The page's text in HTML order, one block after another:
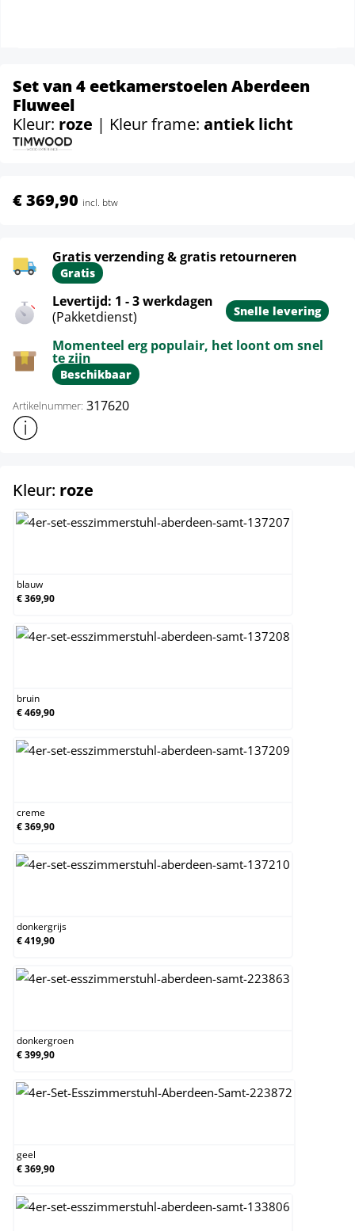
Set van 4 eetkamerstoelen Aberdeen
Fluweel
Kleur: roze | Kleur frame: antiek licht
€ 369,90 incl. btw
Gratis verzending & gratis retourneren
Gratis
Levertijd: 1 - 3 werkdagen
(Pakketdienst)
Snelle levering
Momenteel erg populair, het loont om snel
te zijn
Beschikbaar
Artikelnummer: 317620
Toon meer productinformatie
Kleur: roze
blauw
€ 369,90
bruin
€ 469,90
creme
€ 369,90
donkergrijs
€ 419,90
donkergroen
€ 399,90
geel
€ 369,90